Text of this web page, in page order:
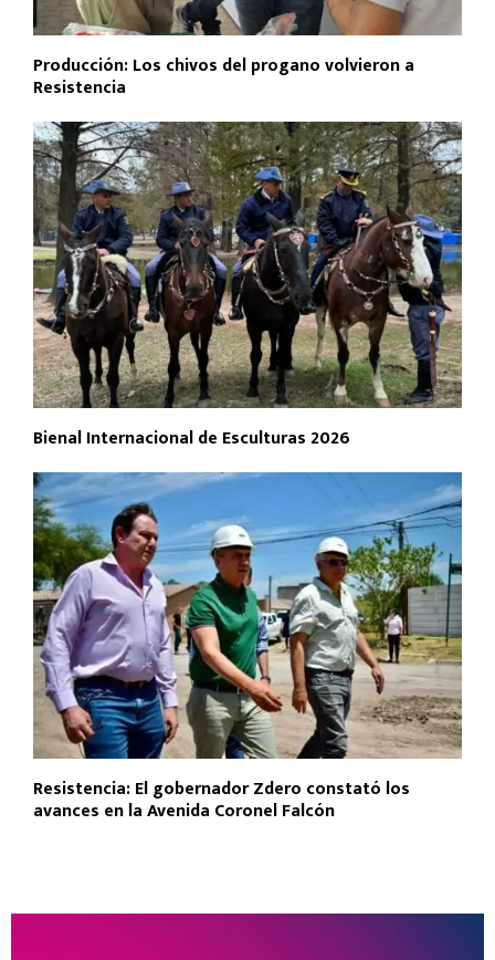
Producción: Los chivos del progano volvieron a
Resistencia
Bienal Internacional de Esculturas 2026
Resistencia: El gobernador Zdero constató los
avances en la Avenida Coronel Falcón